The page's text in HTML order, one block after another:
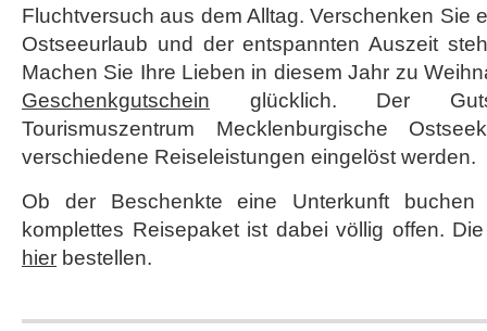
Fluchtversuch aus dem Alltag. Verschenken Sie
Ostseeurlaub und der entspannten Auszeit
Machen Sie Ihre Lieben in diesem Jahr zu
Geschenkgutschein glücklich. Der
Tourismuszentrum Mecklenburgische
verschiedene Reiseleistungen eingelöst werden.
Ob der Beschenkte eine Unterkunft
komplettes Reisepaket ist dabei völlig offen.
hier bestellen.